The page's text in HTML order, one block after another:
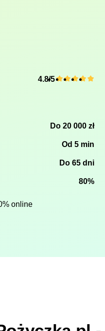
4.8/5
Do 20 000 zł
Od 5 min
Do 65 dni
80%
online